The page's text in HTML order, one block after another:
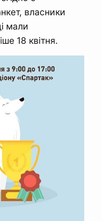
власники
мали
18 квітня.